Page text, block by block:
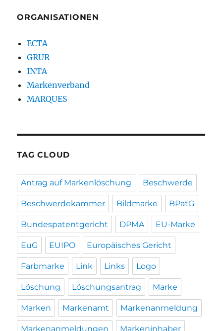
ORGANISATIONEN
ECTA
GRUR
INTA
Markenverband
MARQUES
TAG CLOUD
Antrag auf Markenlöschung Beschwerde
Beschwerdekammer Bildmarke BPatG
Bundespatentgericht DPMA EU-Marke
EuG EUIPO Europäisches Gericht
Farbmarke Link Links Logo
Löschung Löschungsantrag Marke
Marken Markenamt Markenanmeldung
Markenanmeldungen Markeninhaber